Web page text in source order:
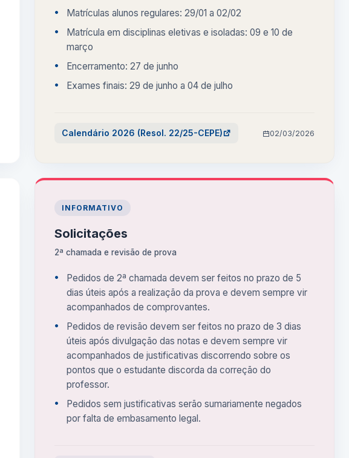
Matrículas alunos regulares: 29/01 a 02/02
Matrícula em disciplinas eletivas e isoladas: 09 e 10 de
março
Encerramento: 27 de junho
Exames finais: 29 de junho a 04 de julho
Calendário 2026 (Resol. 22/25-CEPE) 02/03/2026
INFORMATIVO
Solicitações
2ª chamada e revisão de prova
Pedidos de 2ª chamada devem ser feitos no prazo de 5
dias úteis após a realização da prova e devem sempre vir
acompanhados de comprovantes.
Pedidos de revisão devem ser feitos no prazo de 3 dias
úteis após divulgação das notas e devem sempre vir
acompanhados de justificativas discorrendo sobre os
pontos que o estudante discorda da correção do
professor.
Pedidos sem justificativas serão sumariamente negados
por falta de embasamento legal.